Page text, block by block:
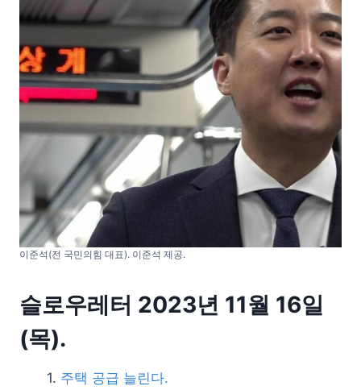
이준석(전 국민의힘 대표). 이준석 제공.
슬로우레터 2023년 11월 16일
(목).
주택 공급 늘린다.